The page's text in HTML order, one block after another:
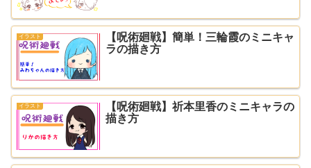
イラスト
【呪術廻戦】簡単！三輪霞のミニキャ
ラの描き方
イラスト
【呪術廻戦】祈本里香のミニキャラの
描き方